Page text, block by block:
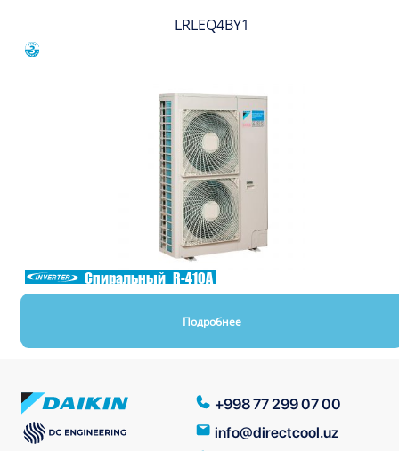
LRLEQ4BY1
Спиральный R-410A
Подробнее
+998 77 299 07 00
info@directcool.uz